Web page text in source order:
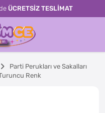
ÜCRETSİZ TESLİMAT
Parti Perukları ve Sakalları
Renk